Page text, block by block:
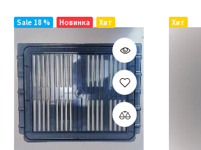
Sale 18 % Новинка Хит Хит